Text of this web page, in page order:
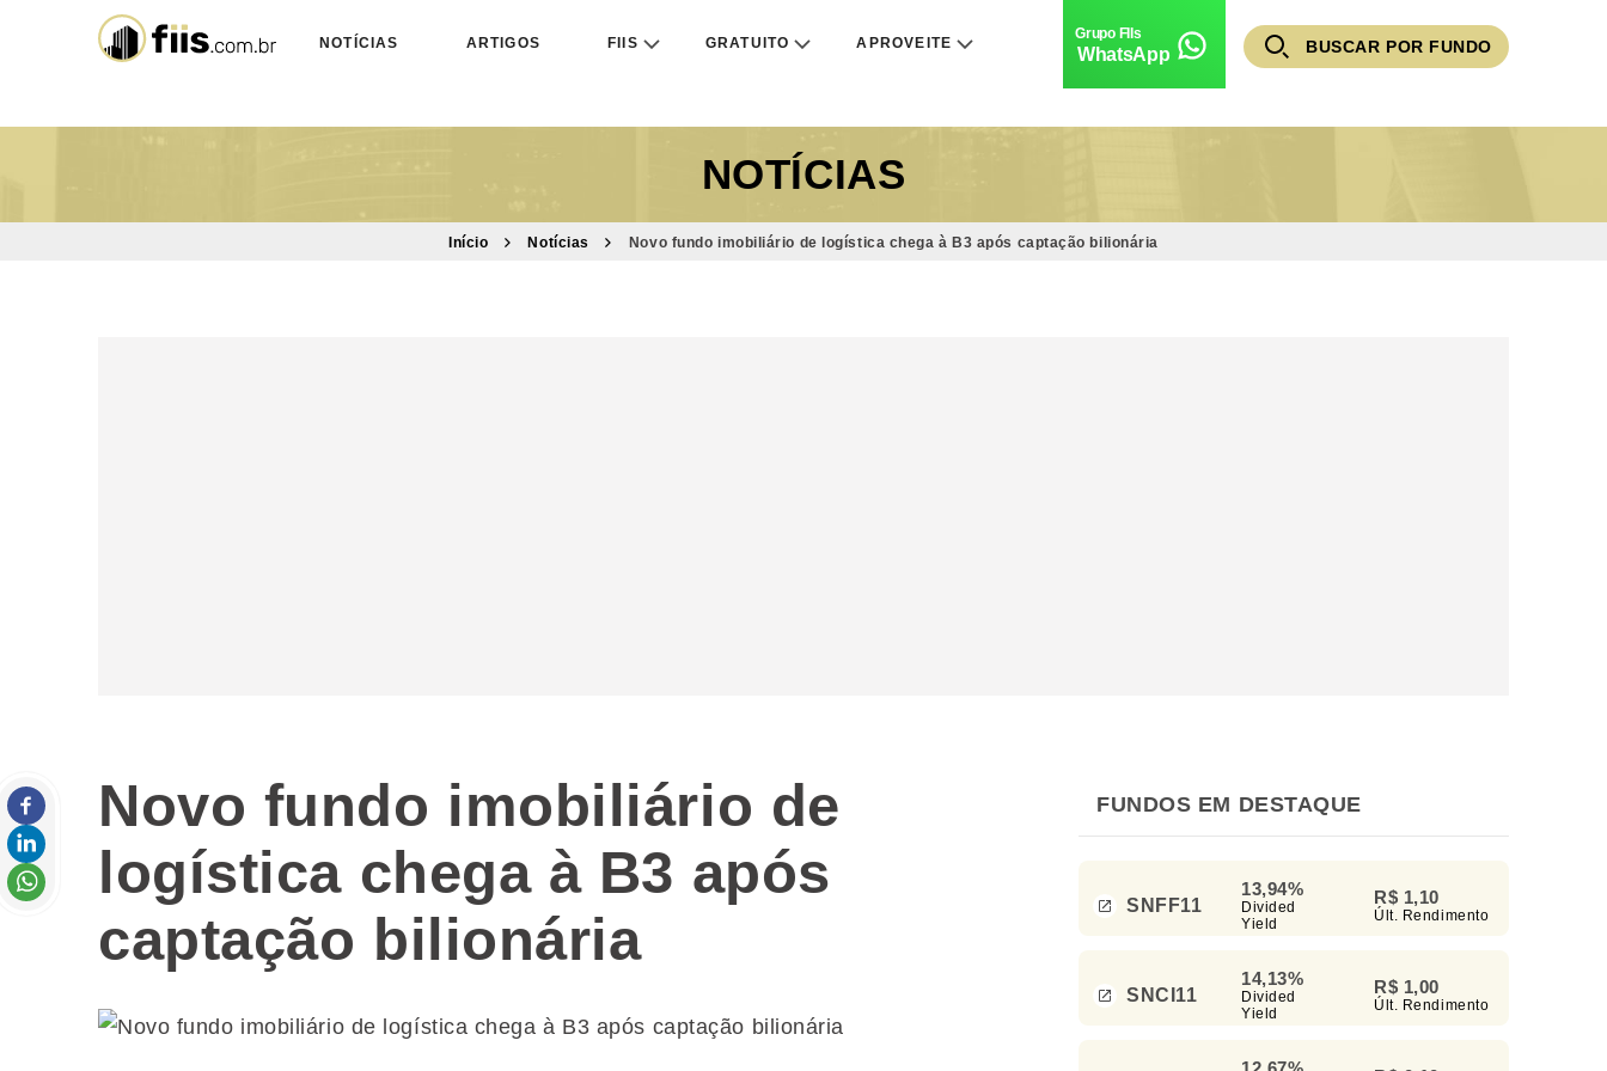
NOTÍCIAS ARTIGOS FIIS GRATUITO APROVEITE
WhatsApp BUSCAR POR FUNDO
NOTÍCIAS
Início Notícias Novo fundo imobiliário de logística chega à B3 após captação bilionária
Novo fundo imobiliário de
logística chega à B3 após
captação bilionária
FUNDOS EM DESTAQUE
SNFF11
13,94%
Divided
Yield
R$ 1,10
Últ. Rendimento
SNCI11
14,13%
Divided
Yield
R$ 1,00
Últ. Rendimento